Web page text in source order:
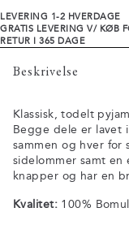
LEVERING 1-2 HVERDAGE
GRATIS LEVERING V/ KØB
RETUR I 365 DAGE
Beskrivelse
Klassisk, todelt
Begge dele er lavet
sammen og hver for
sidelommer samt en
knapper og har en
Kvalitet:100%